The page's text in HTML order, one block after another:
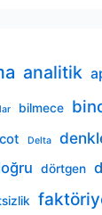
analitik
bilmece
cot Delta
dörtgen